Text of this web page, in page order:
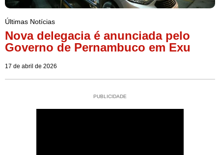
Últimas Notícias
Nova delegacia é anunciada pelo
Governo de Pernambuco em Exu
17 de abril de 2026
PUBLICIDADE